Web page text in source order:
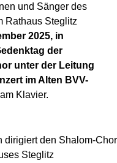
und Sänger des
Rathaus Steglitz
2025, in
der
unter der Leitung
im Alten BVV-
Klavier.